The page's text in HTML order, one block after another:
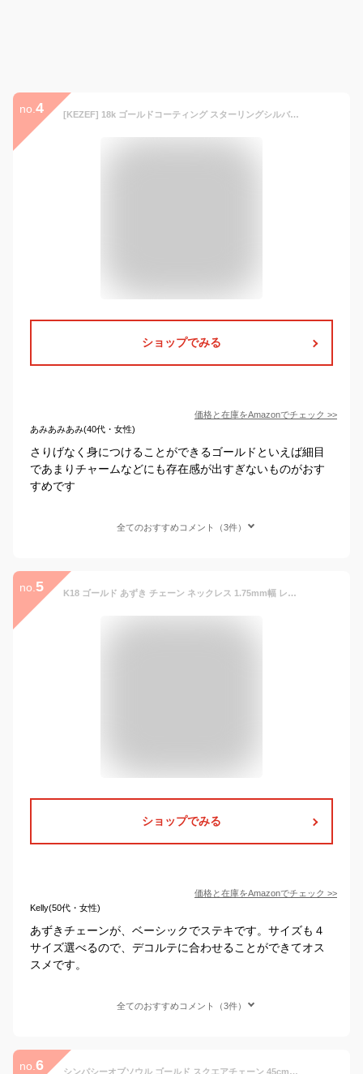
no. 4 [KEZEF] 18k ゴールドコーティング スターリングシルバーネックレス ボックスチェーン 1mm 幅 ネックレス チェーンのみ メンズ & レディース イタリア製 - サイズ 20" / 51cm by (ケゼフ)
ショップでみる
価格と在庫をAmazonでチェック >>
あみあみあみ(40代・女性)
さりげなく身につけることができるゴールドといえば細目
であまりチャームなどにも存在感が出すぎないものがおす
すめです
全てのおすすめコメント（3件）
no. 5 K18 ゴールド あずき チェーン ネックレス 1.75mm幅 レディース 選べる4サイズ (50cm) 18金
ショップでみる
価格と在庫をAmazonでチェック >>
Kelly(50代・女性)
あずきチェーンが、ベーシックでステキです。サイズも４
サイズ選べるので、デコルテに合わせることができてオス
スメです。
全てのおすすめコメント（3件）
no. 6 シンパシーオブソウル ゴールド スクエアチェーン 45cm K18Gold 0.42 Square Chain メンズ レディース ユニセックス sympathy of soul ペンダント チョーカー アクセサリー プレゼント ギフト シンパシー オブ ソウル